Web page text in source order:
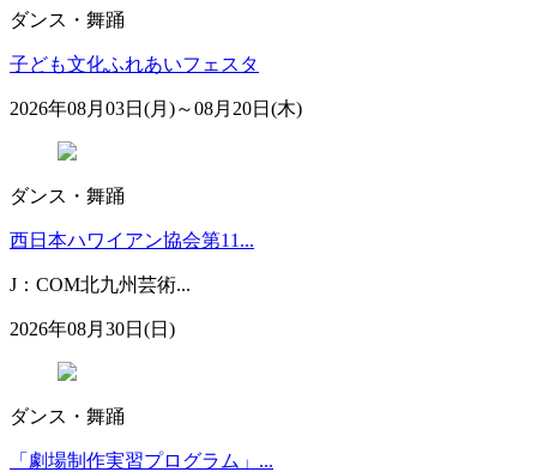
ダンス・舞踊
子ども文化ふれあいフェスタ
2026年08月03日(月)～08月20日(木)
ダンス・舞踊
西日本ハワイアン協会第11...
J：COM北九州芸術...
2026年08月30日(日)
ダンス・舞踊
「劇場制作実習プログラム」...